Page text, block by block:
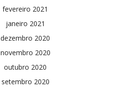
fevereiro 2021
janeiro 2021
dezembro 2020
novembro 2020
outubro 2020
setembro 2020